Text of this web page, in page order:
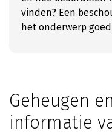
vinden? Een
het onderwerp
Geheugen
informatie